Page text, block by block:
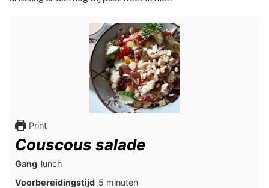
Print
Couscous salade
Gang lunch
Voorbereidingstijd 5minuten
minuten